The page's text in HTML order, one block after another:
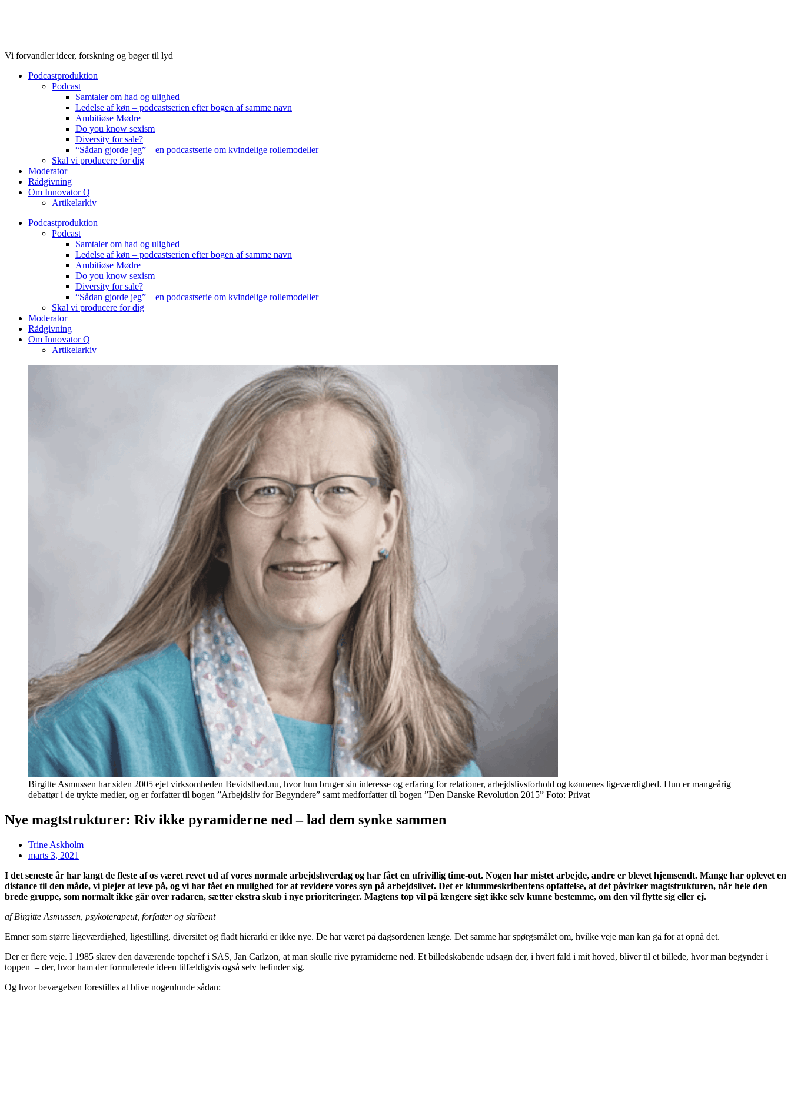
Vi forvandler ideer, forskning og bøger til lyd
Podcastproduktion
Podcast
Samtaler om had og ulighed
Ledelse af køn – podcastserien efter bogen af samme navn
Ambitiøse Mødre
Do you know sexism
Diversity for sale?
“Sådan gjorde jeg” – en podcastserie om kvindelige rollemodeller
Skal vi producere for dig
Moderator
Rådgivning
Om Innovator Q
Artikelarkiv
Podcastproduktion
Podcast
Samtaler om had og ulighed
Ledelse af køn – podcastserien efter bogen af samme navn
Ambitiøse Mødre
Do you know sexism
Diversity for sale?
“Sådan gjorde jeg” – en podcastserie om kvindelige rollemodeller
Skal vi producere for dig
Moderator
Rådgivning
Om Innovator Q
Artikelarkiv
Birgitte Asmussen har siden 2005 ejet virksomheden Bevidsthed.nu, hvor hun bruger sin interesse og erfaring for relationer, arbejdslivsforhold og kønnenes ligeværdighed. Hun er mangeårig
debattør i de trykte medier, og er forfatter til bogen ”Arbejdsliv for Begyndere” samt medforfatter til bogen ”Den Danske Revolution 2015” Foto: Privat
Nye magtstrukturer: Riv ikke pyramiderne ned – lad dem synke sammen
Trine Askholm
marts 3, 2021
I det seneste år har langt de fleste af os været revet ud af vores normale arbejdshverdag og har fået en ufrivillig time-out. Nogen har mistet arbejde, andre er blevet hjemsendt. Mange har oplevet en
distance til den måde, vi plejer at leve på, og vi har fået en mulighed for at revidere vores syn på arbejdslivet. Det er klummeskribentens opfattelse, at det påvirker magtstrukturen, når hele den
brede gruppe, som normalt ikke går over radaren, sætter ekstra skub i nye prioriteringer. Magtens top vil på længere sigt ikke selv kunne bestemme, om den vil flytte sig eller ej.
af Birgitte Asmussen, psykoterapeut, forfatter og skribent
Emner som større ligeværdighed, ligestilling, diversitet og fladt hierarki er ikke nye. De har været på dagsordenen længe. Det samme har spørgsmålet om, hvilke veje man kan gå for at opnå det.
Der er flere veje. I 1985 skrev den daværende topchef i SAS, Jan Carlzon, at man skulle rive pyramiderne ned. Et billedskabende udsagn der, i hvert fald i mit hoved, bliver til et billede, hvor man begynder i
toppen – der, hvor ham der formulerede ideen tilfældigvis også selv befinder sig.
Og hvor bevægelsen forestilles at blive nogenlunde sådan: